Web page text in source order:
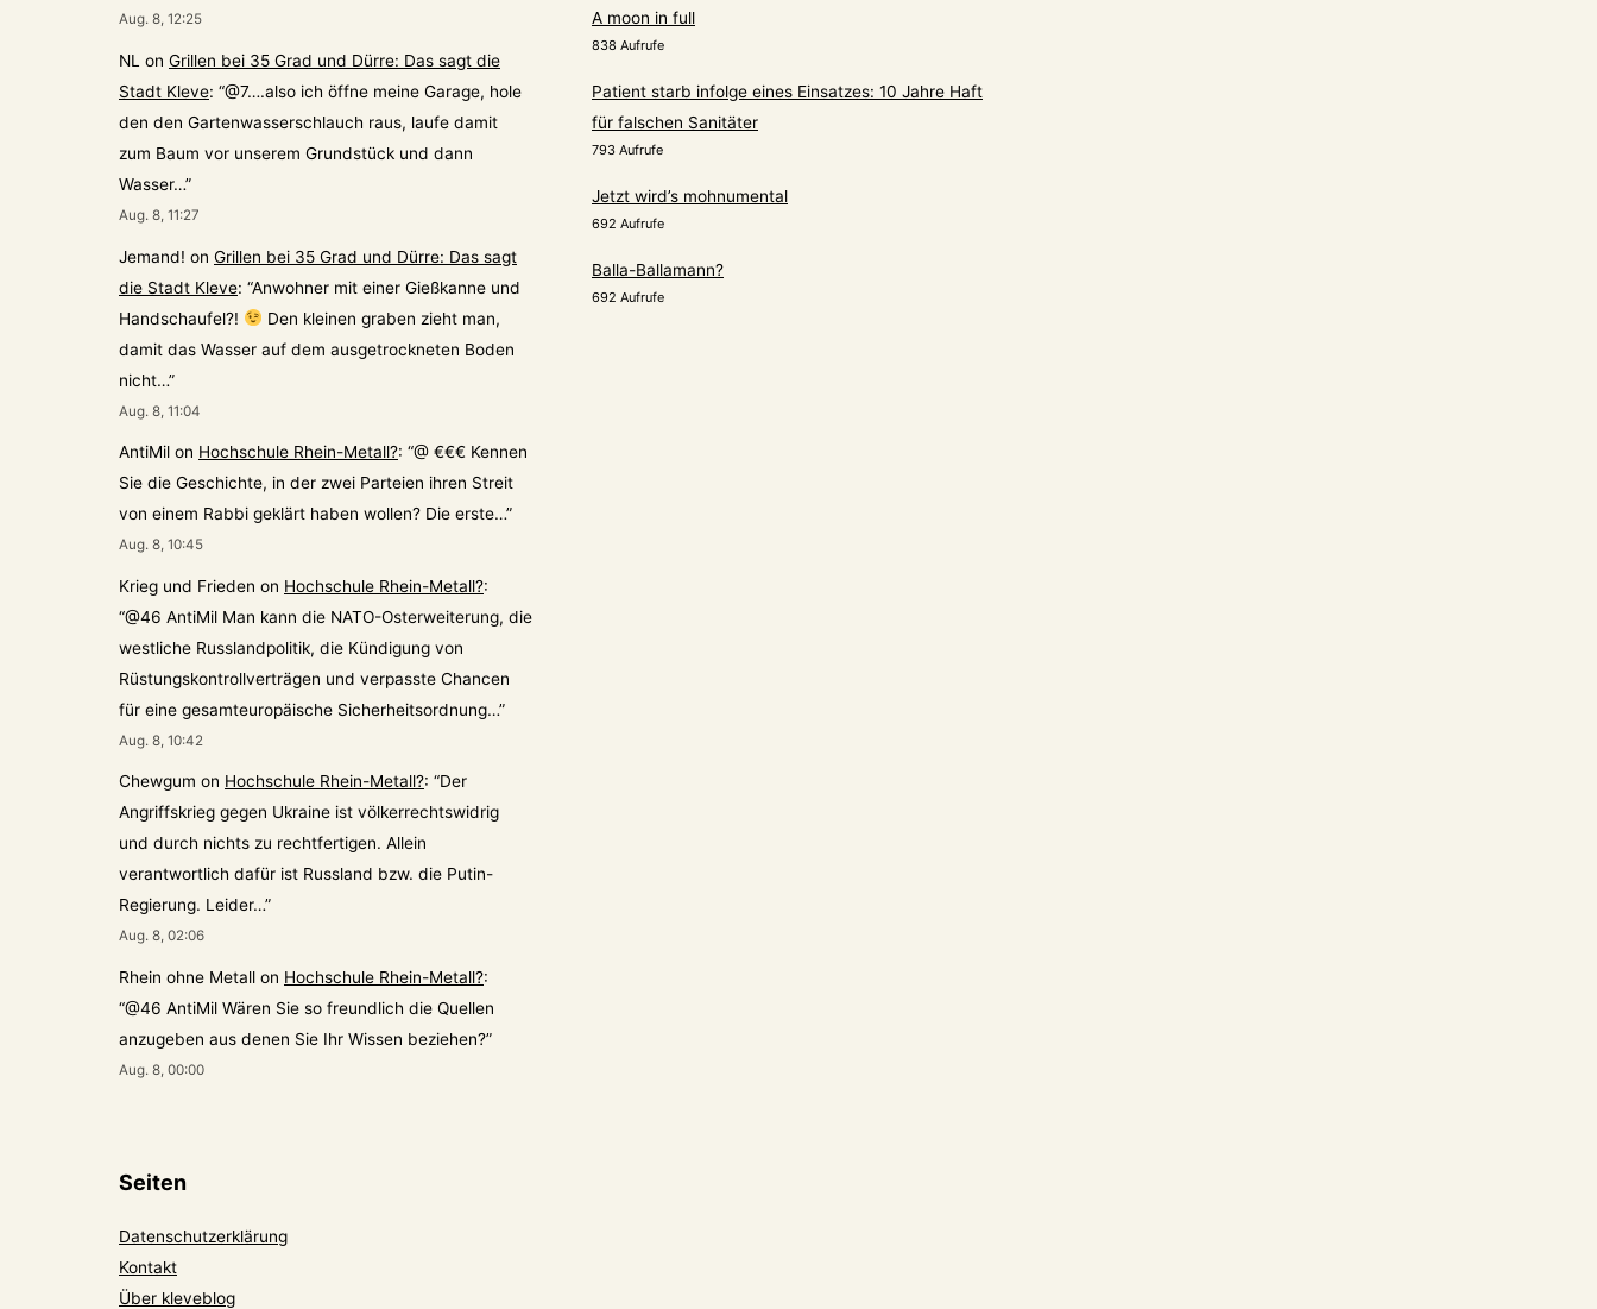
Aug. 8, 12:25
NL on Grillen bei 35 Grad und Dürre: Das sagt die
Stadt Kleve: “@7….also ich öffne meine Garage, hole
den den Gartenwasserschlauch raus, laufe damit
zum Baum vor unserem Grundstück und dann
Wasser…”
Aug. 8, 11:27
Jemand! on Grillen bei 35 Grad und Dürre: Das sagt
die Stadt Kleve: “Anwohner mit einer Gießkanne und
Handschaufel?!
Den kleinen graben zieht man,
damit das Wasser auf dem ausgetrockneten Boden
nicht…”
Aug. 8, 11:04
AntiMil on Hochschule Rhein-Metall?: “@ €€€ Kennen
Sie die Geschichte, in der zwei Parteien ihren Streit
von einem Rabbi geklärt haben wollen? Die erste…”
Aug. 8, 10:45
Krieg und Frieden on Hochschule Rhein-Metall?:
“@46 AntiMil Man kann die NATO-Osterweiterung, die
westliche Russlandpolitik, die Kündigung von
Rüstungskontrollverträgen und verpasste Chancen
für eine gesamteuropäische Sicherheitsordnung…”
Aug. 8, 10:42
Chewgum on Hochschule Rhein-Metall?: “Der
Angriffskrieg gegen Ukraine ist völkerrechtswidrig
und durch nichts zu rechtfertigen. Allein
verantwortlich dafür ist Russland bzw. die Putin-
Regierung. Leider…”
Aug. 8, 02:06
Rhein ohne Metall on Hochschule Rhein-Metall?:
“@46 AntiMil Wären Sie so freundlich die Quellen
anzugeben aus denen Sie Ihr Wissen beziehen?”
Aug. 8, 00:00
A moon in full
838 Aufrufe
Patient starb infolge eines Einsatzes: 10 Jahre Haft
für falschen Sanitäter
793 Aufrufe
Jetzt wird’s mohnumental
692 Aufrufe
Balla-Ballamann?
692 Aufrufe
Seiten
Datenschutzerklärung
Kontakt
Über kleveblog